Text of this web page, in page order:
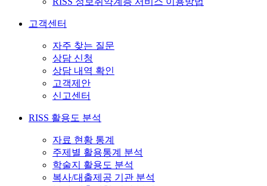
고객센터
자주 찾는 질문
상담 신청
상담 내역 확인
고객제안
신고센터
RISS 활용도 분석
자료 현황 통계
주제별 활용통계 분석
학술지 활용도 분석
복사/대출제공 기관 분석